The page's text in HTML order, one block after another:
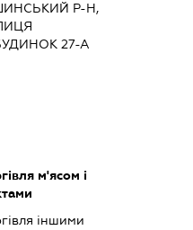
Р-Н,
27-А
м'ясом і
іншими